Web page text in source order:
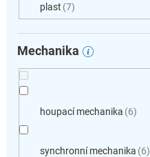
plast 7
Mechanika
houpací mechanika 6
synchronní mechanika 6